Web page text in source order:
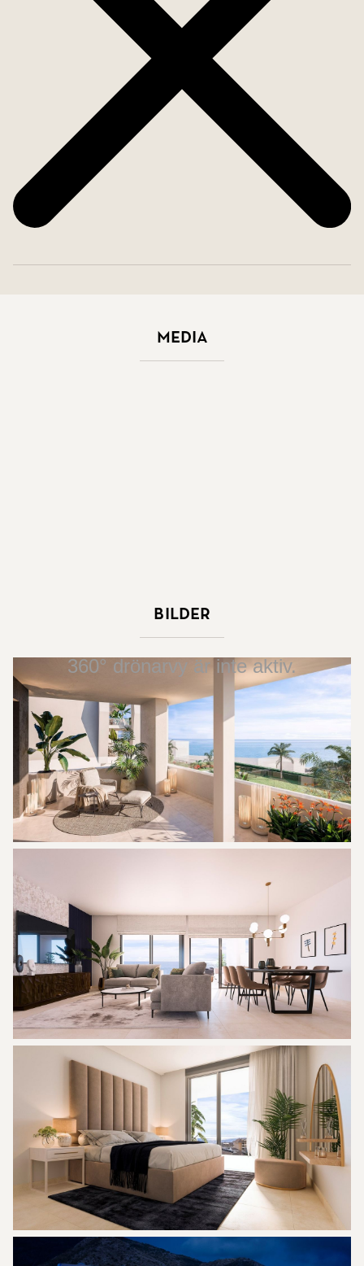
Media
Bilder